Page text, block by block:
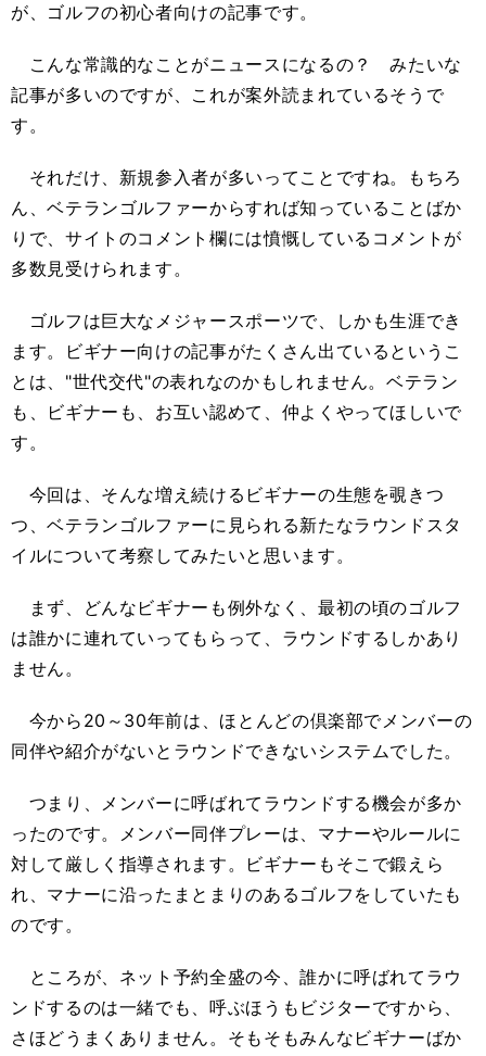
が、ゴルフの初心者向けの記事です。
こんな常識的なことがニュースになるの？ みたいな
記事が多いのですが、これが案外読まれているそうで
す。
それだけ、新規参入者が多いってことですね。もちろ
ん、ベテランゴルファーからすれば知っていることばか
りで、サイトのコメント欄には憤慨しているコメントが
多数見受けられます。
ゴルフは巨大なメジャースポーツで、しかも生涯でき
ます。ビギナー向けの記事がたくさん出ているというこ
とは、"世代交代"の表れなのかもしれません。ベテラン
も、ビギナーも、お互い認めて、仲よくやってほしいで
す。
今回は、そんな増え続けるビギナーの生態を覗きつ
つ、ベテランゴルファーに見られる新たなラウンドスタ
イルについて考察してみたいと思います。
まず、どんなビギナーも例外なく、最初の頃のゴルフ
は誰かに連れていってもらって、ラウンドするしかあり
ません。
今から20～30年前は、ほとんどの倶楽部でメンバーの
同伴や紹介がないとラウンドできないシステムでした。
つまり、メンバーに呼ばれてラウンドする機会が多か
ったのです。メンバー同伴プレーは、マナーやルールに
対して厳しく指導されます。ビギナーもそこで鍛えら
れ、マナーに沿ったまとまりのあるゴルフをしていたも
のです。
ところが、ネット予約全盛の今、誰かに呼ばれてラウ
ンドするのは一緒でも、呼ぶほうもビジターですから、
さほどうまくありません。そもそもみんなビギナーばか